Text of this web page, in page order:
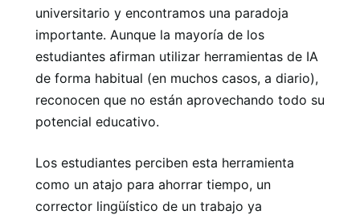
universitario y encontramos una paradoja
importante. Aunque la mayoría de los
estudiantes afirman utilizar herramientas de IA
de forma habitual (en muchos casos, a diario),
reconocen que no están aprovechando todo su
potencial educativo.
Los estudiantes perciben esta herramienta
como un atajo para ahorrar tiempo, un
corrector lingüístico de un trabajo ya